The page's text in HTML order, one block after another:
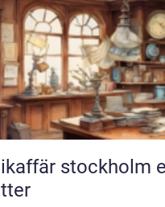
stockholm en guide till stadens dolda